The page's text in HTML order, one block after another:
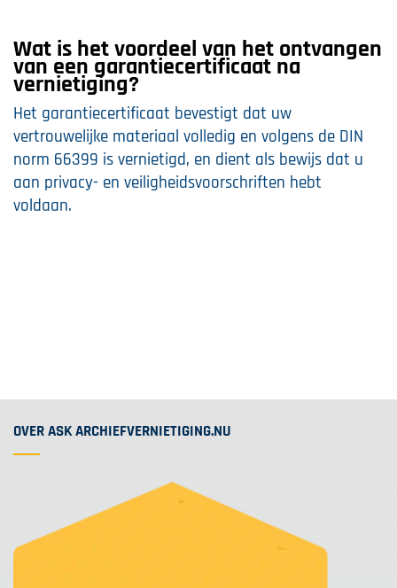
Wat is het voordeel van het ontvangen
van een garantiecertificaat na
vernietiging?
Het garantiecertificaat bevestigt dat uw
vertrouwelijke materiaal volledig en volgens de DIN
norm 66399 is vernietigd, en dient als bewijs dat u
aan privacy- en veiligheidsvoorschriften hebt
voldaan.
OVER ASK ARCHIEFVERNIETIGING.NU